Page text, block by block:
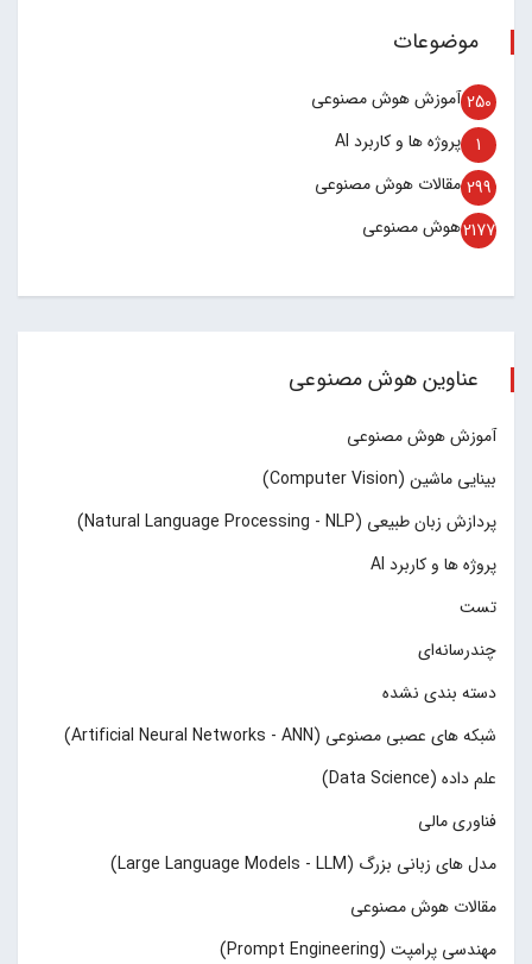
موضوعات
آموزش هوش مصنوعی 250
پروژه ها و کاربرد AI 1
مقالات هوش مصنوعی 299
هوش مصنوعی2177
عناوین هوش مصنوعی
آموزش هوش مصنوعی
بینایی ماشین (Computer Vision)
پردازش زبان طبیعی (Natural Language Processing - NLP)
پروژه ها و کاربرد AI
تست
چند‌‌رسانه‌ای
دسته بندی نشده
شبکه های عصبی مصنوعی (Artificial Neural Networks - ANN)
علم داده (Data Science)
فناوری مالی
مدل های زبانی بزرگ (Large Language Models - LLM)
مقالات هوش مصنوعی
مهندسی پرامپت (Prompt Engineering)